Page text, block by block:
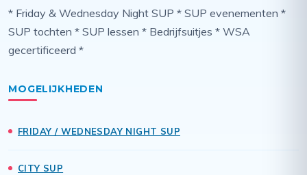
* Friday & Wednesday Night SUP * SUP evenementen *
SUP tochten * SUP lessen * Bedrijfsuitjes * WSA
gecertificeerd *
MOGELIJKHEDEN
FRIDAY / WEDNESDAY NIGHT SUP
CITY SUP